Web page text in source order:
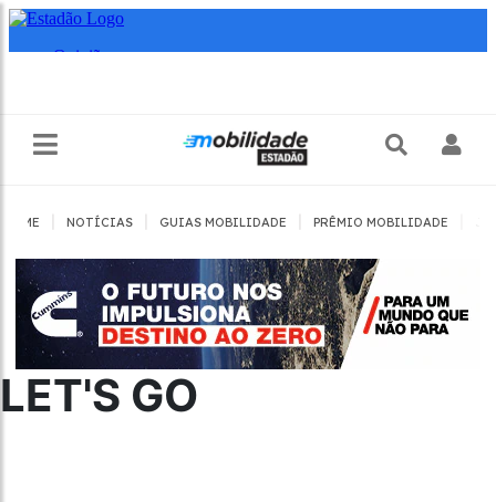
HOME NOTÍCIAS GUIAS MOBILIDADE PRÊMIO MOBILIDADE
LET'S GO